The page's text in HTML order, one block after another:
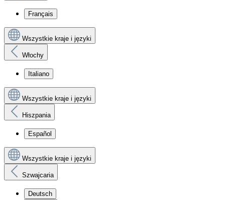
Français
Wszystkie kraje i języki
Włochy
Italiano
Wszystkie kraje i języki
Hiszpania
Español
Wszystkie kraje i języki
Szwajcaria
Deutsch